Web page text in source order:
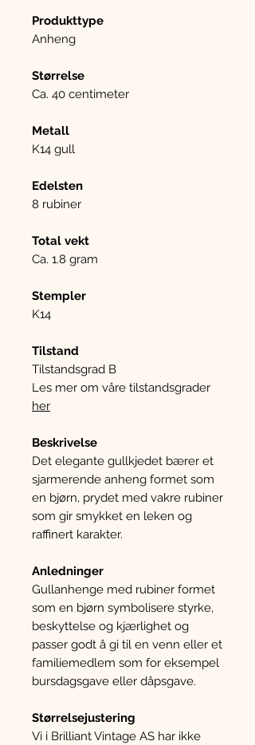
Produkttype
Anheng
Størrelse
Ca. 40 centimeter
Metall
K14 gull
Edelsten
8 rubiner
Total vekt
Ca. 1.8 gram
Stempler
K14
Tilstand
Tilstandsgrad B
Les mer om våre tilstandsgrader
her
Beskrivelse
Det elegante gullkjedet bærer et
sjarmerende anheng formet som
en bjørn, prydet med vakre rubiner
som gir smykket en leken og
raffinert karakter.
Anledninger
Gullanhenge med rubiner formet
som en bjørn symbolisere styrke,
beskyttelse og kjærlighet og
passer godt å gi til en venn eller et
familiemedlem som for eksempel
bursdagsgave eller dåpsgave.
Størrelsejustering
Vi i Brilliant Vintage AS har ikke